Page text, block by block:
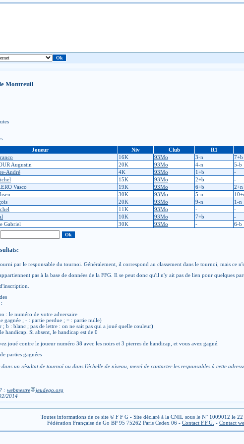
Montreuil
Joueur Niv Club R1
16K 93Mo 3-n 7+b
Augustin 20K 93Mo 4-n 5-b
André 4K 93Mo 1+b -
15K 93Mo 2+b -
Vasco 19K 93Mo 6+b 2+n
30K 93Mo 5-n
20K 93Mo 9-n 1-n
11K 93Mo - -
10K 93Mo 7+b -
Gabriel 30K 93Mo - 6-b
par le responsable du tournoi. Généralement, il correspond au classement dans le tournoi, mais ce
pas à la base de données de la FFG. Il se peut donc qu'il n'y ait pas de lien pour quelques
: le numéro de votre adversaire
gagnée ; - : partie perdue ; = : partie nulle)
b : blanc ; pas de lettre : on ne sait pas qui a joué quelle couleur)
handicap. Si absent, le handicap est de 0
joué contre le joueur numéro 38 avec les noirs et 3 pierres de handicap, et vous avez gagné.
, de parties gagnées
un résultat de tournoi ou dans l'échelle de niveau, merci de contacter les responsables à cette
: webmestre
jeudego.org
2014
Toutes informations de ce site © F F G - Site déclaré à la CNIL sous le N° 1009012 le
Fédération Française de Go BP 95 75262 Paris Cedex 06 - Contact F.F.G. - Contact